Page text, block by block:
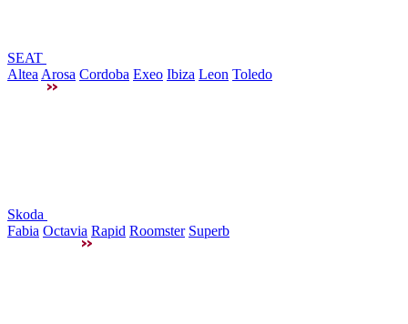
SEAT
Altea Arosa Cordoba Exeo Ibiza Leon Toledo
Skoda
Fabia Octavia Rapid Roomster Superb